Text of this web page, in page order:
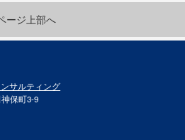
ージ上部へ
サルティング
保町3-9